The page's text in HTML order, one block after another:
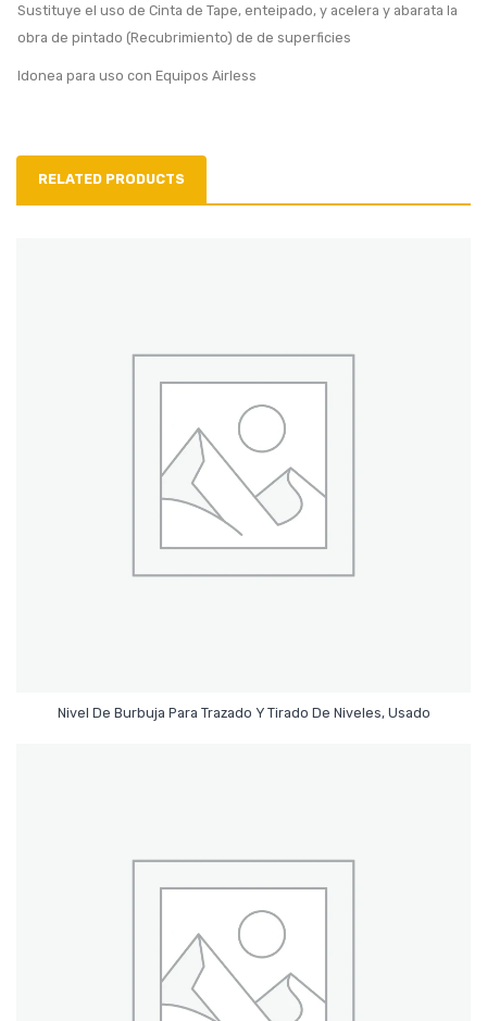
Sustituye el uso de Cinta de Tape, enteipado, y acelera y abarata la
obra de pintado (Recubrimiento) de de superficies
Idonea para uso con Equipos Airless
RELATED PRODUCTS
Nivel De Burbuja Para Trazado Y Tirado De Niveles, Usado